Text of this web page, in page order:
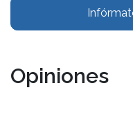
Opiniones